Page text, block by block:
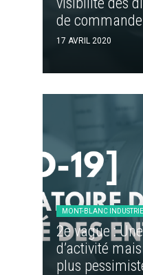
de
17 AVRIL 2020
MONT-BLANC
2e vague :
d’activité
plus